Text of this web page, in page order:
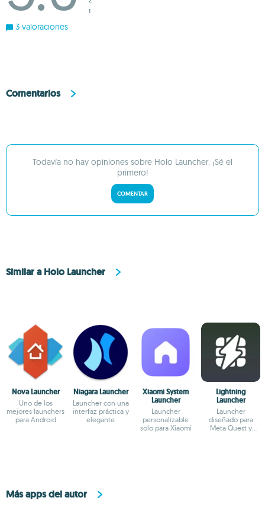
1
3 valoraciones
Comentarios
Todavía no hay opiniones sobre Holo Launcher. ¡Sé el
primero!
COMENTAR
Similar a Holo Launcher
Nova Launcher
Uno de los
mejores launchers
para Android
Niagara Launcher
Launcher con una
interfaz práctica y
elegante
Xiaomi System
Launcher
Launcher
personalizable
solo para Xiaomi
Lightning
Launcher
Launcher
diseñado para
Meta Quest y
Más apps del autor